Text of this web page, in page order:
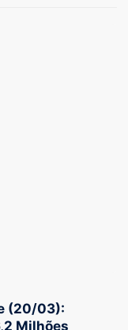
(20/03):
Milhões